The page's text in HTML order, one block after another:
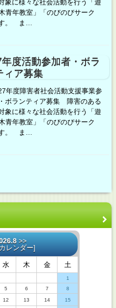
象に様々な社会活動を行う「遊
青年教室」「のびのびサーク
。 ま…
年度活動参加者・ボラ
ィア募集
年度障害者社会活動支援事業参
ボランティア募集 障害のある
象に様々な社会活動を行う「遊
青年教室」「のびのびサーク
。 ま…
>>
レンダー]
水 木 金 土
1
5 6 7 8
12 13 14 15